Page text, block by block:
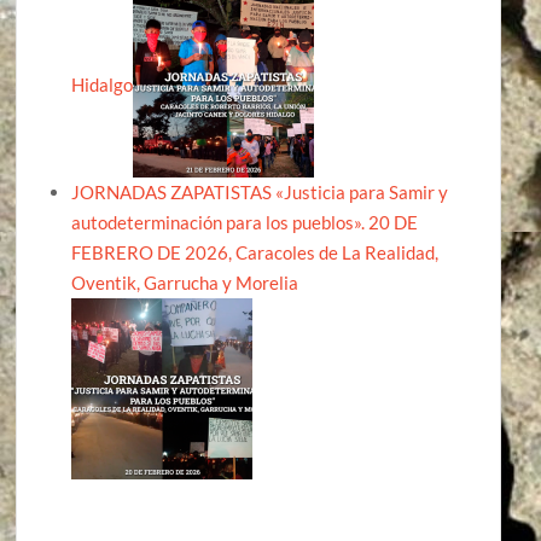
Hidalgo
JORNADAS ZAPATISTAS «Justicia para Samir y
autodeterminación para los pueblos». 20 DE
FEBRERO DE 2026, Caracoles de La Realidad,
Oventik, Garrucha y Morelia